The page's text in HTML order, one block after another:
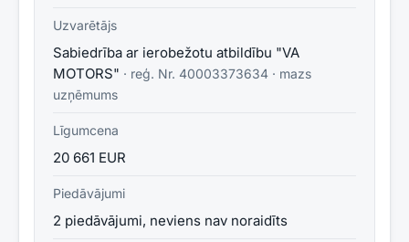
Uzvarētājs
Sabiedrība ar ierobežotu atbildību "VA
MOTORS" · reģ. Nr. 40003373634 · mazs
uzņēmums
Līgumcena
20 661 EUR
Piedāvājumi
2 piedāvājumi, neviens nav noraidīts